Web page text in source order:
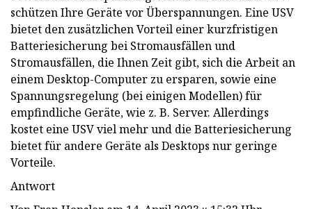
schützen Ihre Geräte vor Überspannungen. Eine USV
bietet den zusätzlichen Vorteil einer kurzfristigen
Batteriesicherung bei Stromausfällen und
Stromausfällen, die Ihnen Zeit gibt, sich die Arbeit an
einem Desktop-Computer zu ersparen, sowie eine
Spannungsregelung (bei einigen Modellen) für
empfindliche Geräte, wie z. B. Server. Allerdings
kostet eine USV viel mehr und die Batteriesicherung
bietet für andere Geräte als Desktops nur geringe
Vorteile.
Antwort